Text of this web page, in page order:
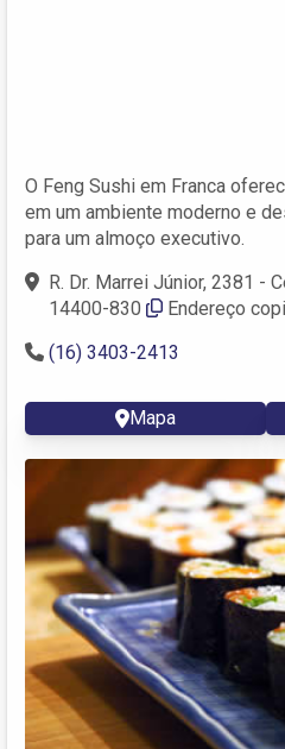
O Feng Sushi em Franca
em um ambiente moderno e
para um almoço executivo.
R. Dr. Marrei Júnior, 2381 -
14400-830
Endereço
(16) 3403-2413
Mapa